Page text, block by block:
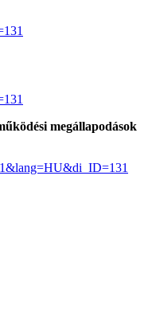
megállapodások